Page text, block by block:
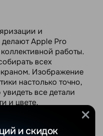
и
Apple Pro
работы.
всех
Изображение
настолько точно,
все детали
и цвете.
каждую
и скидок